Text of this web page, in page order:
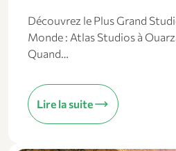
Découvrez le Plus Grand
Monde : Atlas Studios à
Quand…
Lire la suitetrending_flat